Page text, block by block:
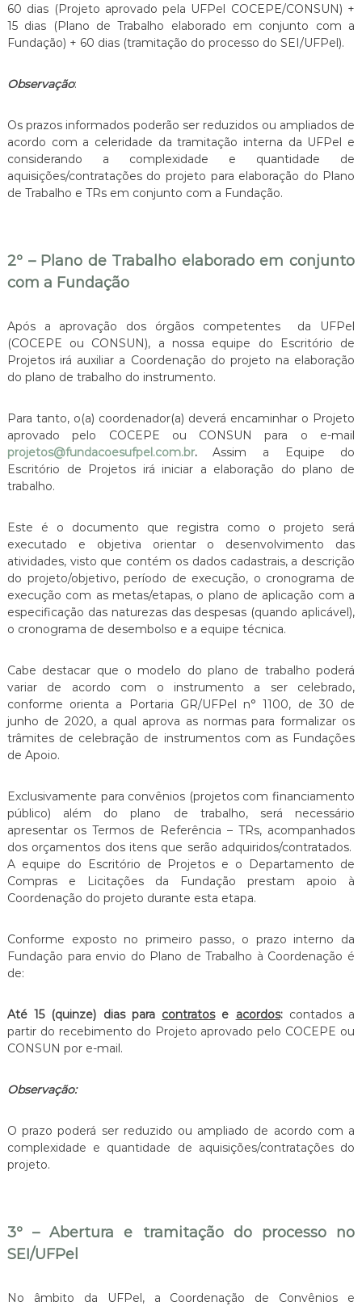
60 dias (Projeto aprovado pela UFPel COCEPE/CONSUN) +
15 dias (Plano de Trabalho elaborado em conjunto com a
Fundação) + 60 dias (tramitação do processo do SEI/UFPel).
Observação:
Os prazos informados poderão ser reduzidos ou ampliados de
acordo com a celeridade da tramitação interna da UFPel e
considerando a complexidade e quantidade de
aquisições/contratações do projeto para elaboração do Plano
de Trabalho e TRs em conjunto com a Fundação.
2º – Plano de Trabalho elaborado em conjunto
com a Fundação
Após a aprovação dos órgãos competentes da UFPel
(COCEPE ou CONSUN), a nossa equipe do Escritório de
Projetos irá auxiliar a Coordenação do projeto na elaboração
do plano de trabalho do instrumento.
Para tanto, o(a) coordenador(a) deverá encaminhar o Projeto
aprovado pelo COCEPE ou CONSUN para o e-mail
projetos@fundacoesufpel.com.br.Assim a Equipe do
Escritório de Projetos irá iniciar a elaboração do plano de
trabalho.
Este é o documento que registra como o projeto será
executado e objetiva orientar o desenvolvimento das
atividades, visto que contém os dados cadastrais, a descrição
do projeto/objetivo, período de execução, o cronograma de
execução com as metas/etapas, o plano de aplicação com a
especificação das naturezas das despesas (quando aplicável),
o cronograma de desembolso e a equipe técnica.
Cabe destacar que o modelo do plano de trabalho poderá
variar de acordo com o instrumento a ser celebrado,
conforme orienta a Portaria GR/UFPel n° 1100, de 30 de
junho de 2020, a qual aprova as normas para formalizar os
trâmites de celebração de instrumentos com as Fundações
de Apoio.
Exclusivamente para convênios (projetos com financiamento
público) além do plano de trabalho, será necessário
apresentar os Termos de Referência – TRs, acompanhados
dos orçamentos dos itens que serão adquiridos/contratados.
A equipe do Escritório de Projetos e o Departamento de
Compras e Licitações da Fundação prestam apoio à
Coordenação do projeto durante esta etapa.
Conforme exposto no primeiro passo, o prazo interno da
Fundação para envio do Plano de Trabalho à Coordenação é
de:
Até 15 (quinze) dias para contratose acordos:contados a
partir do recebimento do Projeto aprovado pelo COCEPE ou
CONSUN por e-mail.
Observação:
O prazo poderá ser reduzido ou ampliado de acordo com a
complexidade e quantidade de aquisições/contratações do
projeto.
3º – Abertura e tramitação do processo no
SEI/UFPel
No âmbito da UFPel, a Coordenação de Convênios e